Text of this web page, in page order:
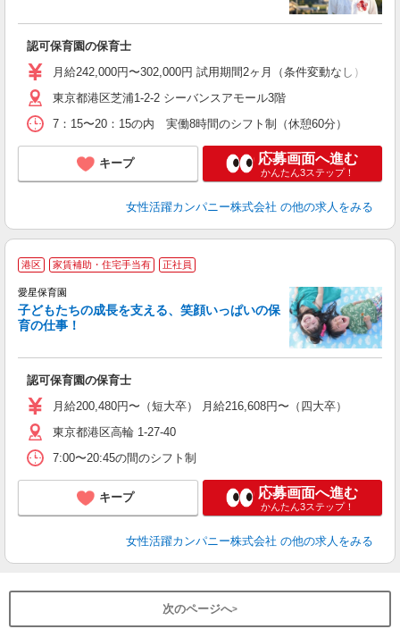
認可保育園の保育士
月給242,000円〜302,000円 試用期間2ヶ月（条件変動なし）
東京都港区芝浦1-2-2 シーバンスアモール3階
7：15〜20：15の内 実働8時間のシフト制（休憩60分）
キープ 応募画面へ進む
かんたん3ステップ！
女性活躍カンパニー株式会社 の他の求人をみる
港区 家賃補助・住宅手当有 正社員
愛星保育園
子どもたちの成長を支える、笑顔いっぱいの保
育の仕事！
認可保育園の保育士
月給200,480円〜（短大卒） 月給216,608円〜（四大卒）
東京都港区高輪 1-27-40
7:00〜20:45の間のシフト制
キープ 応募画面へ進む
かんたん3ステップ！
女性活躍カンパニー株式会社 の他の求人をみる
次のページへ